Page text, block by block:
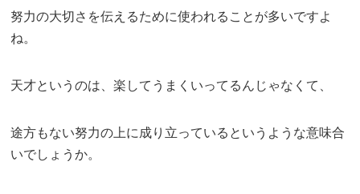
努力の大切さを伝えるために使われることが多いですよ
ね。
天才というのは、楽してうまくいってるんじゃなくて、
途方もない努力の上に成り立っているというような意味合
いでしょうか。